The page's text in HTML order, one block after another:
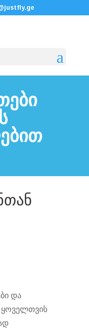
და
ყოველთვის